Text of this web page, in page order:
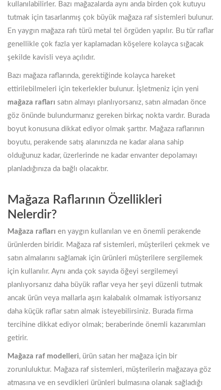
kullanılabilirler. Bazı mağazalarda aynı anda birden çok kutuyu
tutmak için tasarlanmış çok büyük mağaza raf sistemleri bulunur.
En yaygın mağaza rafı türü metal tel örgüden yapılır. Bu tür raflar
genellikle çok fazla yer kaplamadan köşelere kolayca sığacak
şekilde kavisli veya açılıdır.
Bazı mağaza raflarında, gerektiğinde kolayca hareket
ettirilebilmeleri için tekerlekler bulunur. İşletmeniz için yeni
mağaza rafları satın almayı planlıyorsanız, satın almadan önce
göz önünde bulundurmanız gereken birkaç nokta vardır. Burada
boyut konusuna dikkat ediyor olmak şarttır. Mağaza raflarının
boyutu, perakende satış alanınızda ne kadar alana sahip
olduğunuz kadar, üzerlerinde ne kadar envanter depolamayı
planladığınıza da bağlı olacaktır.
Mağaza Raflarının Özellikleri
Nelerdir?
Mağaza rafları en yaygın kullanılan ve en önemli perakende
ürünlerden biridir. Mağaza raf sistemleri, müşterileri çekmek ve
satın almalarını sağlamak için ürünleri müşterilere sergilemek
için kullanılır. Aynı anda çok sayıda öğeyi sergilemeyi
planlıyorsanız daha büyük raflar veya her şeyi düzenli tutmak
ancak ürün veya mallarla aşırı kalabalık olmamak istiyorsanız
daha küçük raflar satın almak isteyebilirsiniz. Burada firma
tercihine dikkat ediyor olmak; beraberinde önemli kazanımları
getirir.
Mağaza raf modelleri, ürün satan her mağaza için bir
zorunluluktur. Mağaza raf sistemleri, müşterilerin mağazaya göz
atmasına ve en sevdikleri ürünleri bulmasına olanak sağladığı